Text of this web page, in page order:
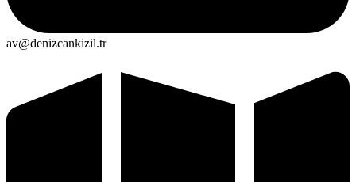
av@denizcankizil.tr